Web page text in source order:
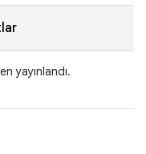
yayınlandı.